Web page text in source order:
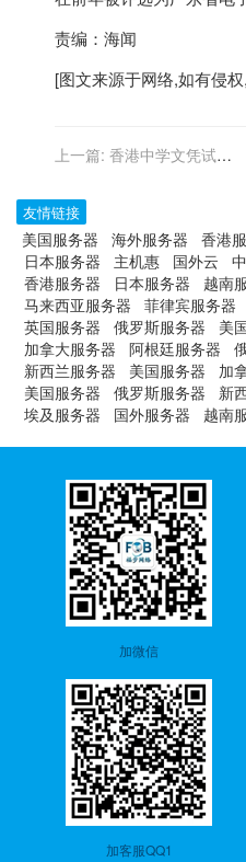
责编：海闻
[图文来源于网络,如有侵
上一篇: 香港中学文凭试历
避免误导学生价值观
友情链接
美国服务器 海外服务器 香港
日本服务器
主机惠 国外云
香港服务器
日本服务器 越南
马来西亚服务器
菲律宾服务器
英国服务器
俄罗斯服务器 美
加拿大服务器
阿根廷服务器
新西兰服务器
美国服务器 加
美国服务器
俄罗斯服务器 新
埃及服务器
国外服务器 越南
加微信
加客服QQ1